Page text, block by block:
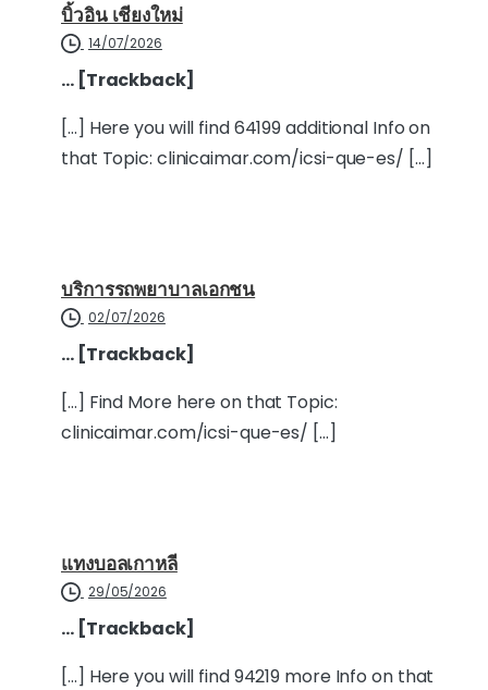
บิ้วอิน เชียงใหม่
14/07/2026
… [Trackback]
[…] Here you will find 64199 additional Info on
that Topic: clinicaimar.com/icsi-que-es/ […]
บริการรถพยาบาลเอกชน
02/07/2026
… [Trackback]
[…] Find More here on that Topic:
clinicaimar.com/icsi-que-es/ […]
แทงบอลเกาหลี
29/05/2026
… [Trackback]
[…] Here you will find 94219 more Info on that